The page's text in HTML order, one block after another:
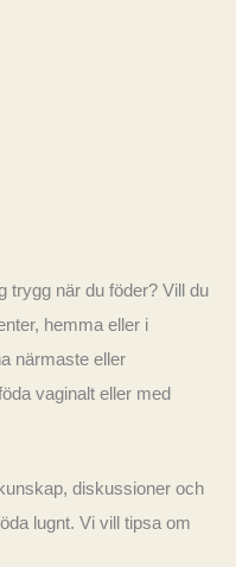
trygg när du föder? Vill du
hemma eller i
närmaste eller
vaginalt eller med
diskussioner och
lugnt. Vi vill tipsa om